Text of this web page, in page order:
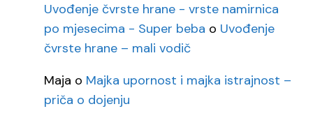
Uvođenje čvrste hrane - vrste namirnica
po mjesecima - Super beba o Uvođenje
čvrste hrane – mali vodič
Maja o Majka upornost i majka istrajnost –
priča o dojenju